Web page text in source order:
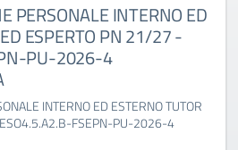
PERSONALE INTERNO ED
ESPERTO PN 21/27 -
PU-2026-4
INTERNO ED ESTERNO TUTOR
FSEPN-PU-2026-4